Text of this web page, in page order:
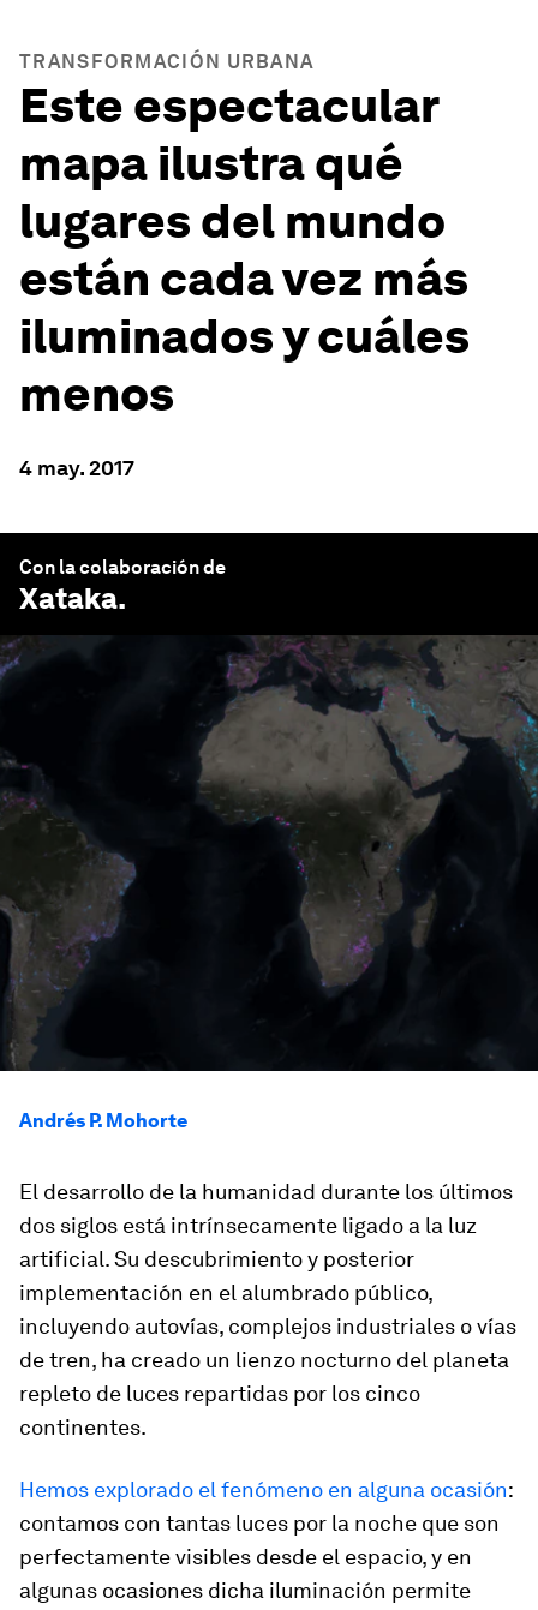
TRANSFORMACIÓN URBANA
Este espectacular
mapa ilustra qué
lugares del mundo
están cada vez más
iluminados y cuáles
menos
4 may. 2017
Con la colaboración de
Xataka.
Andrés P. Mohorte
El desarrollo de la humanidad durante los últimos
dos siglos está intrínsecamente ligado a la luz
artificial. Su descubrimiento y posterior
implementación en el alumbrado público,
incluyendo autovías, complejos industriales o vías
de tren, ha creado un lienzo nocturno del planeta
repleto de luces repartidas por los cinco
continentes.
Hemos explorado el fenómeno en alguna ocasión:
contamos con tantas luces por la noche que son
perfectamente visibles desde el espacio, y en
algunas ocasiones dicha iluminación permite